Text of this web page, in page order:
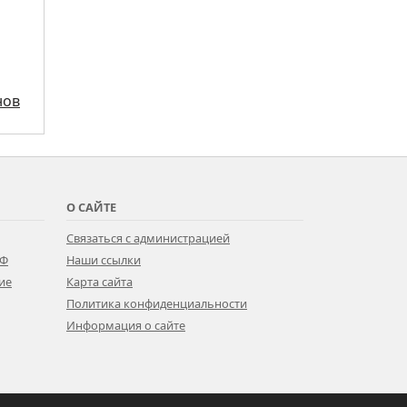
О САЙТЕ
Связаться с администрацией
Наши ссылки
Карта сайта
Политика конфиденциальности
Информация о сайте